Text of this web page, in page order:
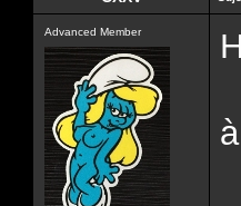
Advanced Member